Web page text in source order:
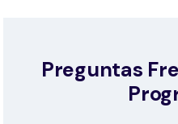
Preguntas